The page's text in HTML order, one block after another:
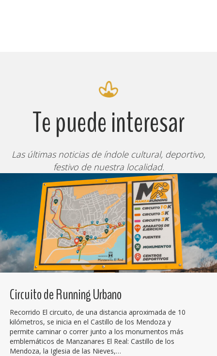
Te puede interesar
Las últimas noticias de índole cultural, deportivo,
festivo de nuestra localidad.
Circuito de Running Urbano
Recorrido El circuito, de una distancia aproximada de 10
kilómetros, se inicia en el Castillo de los Mendoza y
permite caminar o correr junto a los monumentos más
emblemáticos de Manzanares El Real: Castillo de los
Mendoza, la Iglesia de las Nieves,…